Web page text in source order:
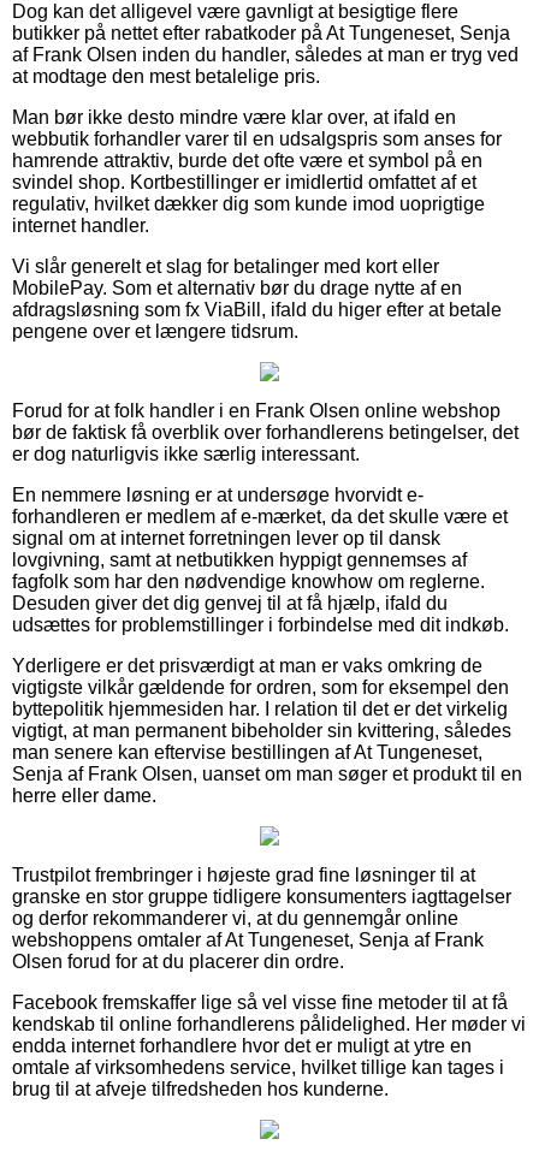
Dog kan det alligevel være gavnligt at besigtige flere
butikker på nettet efter rabatkoder på At Tungeneset, Senja
af Frank Olsen inden du handler, således at man er tryg ved
at modtage den mest betalelige pris.
Man bør ikke desto mindre være klar over, at ifald en
webbutik forhandler varer til en udsalgspris som anses for
hamrende attraktiv, burde det ofte være et symbol på en
svindel shop. Kortbestillinger er imidlertid omfattet af et
regulativ, hvilket dækker dig som kunde imod uoprigtige
internet handler.
Vi slår generelt et slag for betalinger med kort eller
MobilePay. Som et alternativ bør du drage nytte af en
afdragsløsning som fx ViaBill, ifald du higer efter at betale
pengene over et længere tidsrum.
Forud for at folk handler i en Frank Olsen online webshop
bør de faktisk få overblik over forhandlerens betingelser, det
er dog naturligvis ikke særlig interessant.
En nemmere løsning er at undersøge hvorvidt e-
forhandleren er medlem af e-mærket, da det skulle være et
signal om at internet forretningen lever op til dansk
lovgivning, samt at netbutikken hyppigt gennemses af
fagfolk som har den nødvendige knowhow om reglerne.
Desuden giver det dig genvej til at få hjælp, ifald du
udsættes for problemstillinger i forbindelse med dit indkøb.
Yderligere er det prisværdigt at man er vaks omkring de
vigtigste vilkår gældende for ordren, som for eksempel den
byttepolitik hjemmesiden har. I relation til det er det virkelig
vigtigt, at man permanent bibeholder sin kvittering, således
man senere kan eftervise bestillingen af At Tungeneset,
Senja af Frank Olsen, uanset om man søger et produkt til en
herre eller dame.
Trustpilot frembringer i højeste grad fine løsninger til at
granske en stor gruppe tidligere konsumenters iagttagelser
og derfor rekommanderer vi, at du gennemgår online
webshoppens omtaler af At Tungeneset, Senja af Frank
Olsen forud for at du placerer din ordre.
Facebook fremskaffer lige så vel visse fine metoder til at få
kendskab til online forhandlerens pålidelighed. Her møder vi
endda internet forhandlere hvor det er muligt at ytre en
omtale af virksomhedens service, hvilket tillige kan tages i
brug til at afveje tilfredsheden hos kunderne.